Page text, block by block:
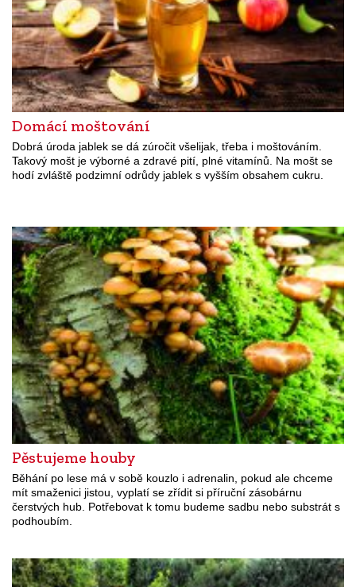
Domácí moštování
Dobrá úroda jablek se dá zúročit všelijak, třeba i moštováním.
Takový mošt je výborné a zdravé pití, plné vitamínů. Na mošt se
hodí zvláště podzimní odrůdy jablek s vyšším obsahem cukru.
Pěstujeme houby
Běhání po lese má v sobě kouzlo i adrenalin, pokud ale chceme
mít smaženici jistou, vyplatí se zřídit si příruční zásobárnu
čerstvých hub. Potřebovat k tomu budeme sadbu nebo substrát s
podhoubím.